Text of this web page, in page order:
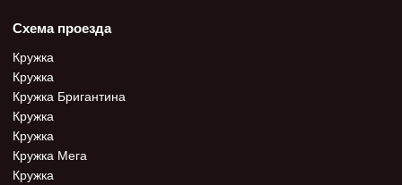
Схема проезда
Кружка
Кружка
Кружка Бригантина
Кружка
Кружка
Кружка Мега
Кружка